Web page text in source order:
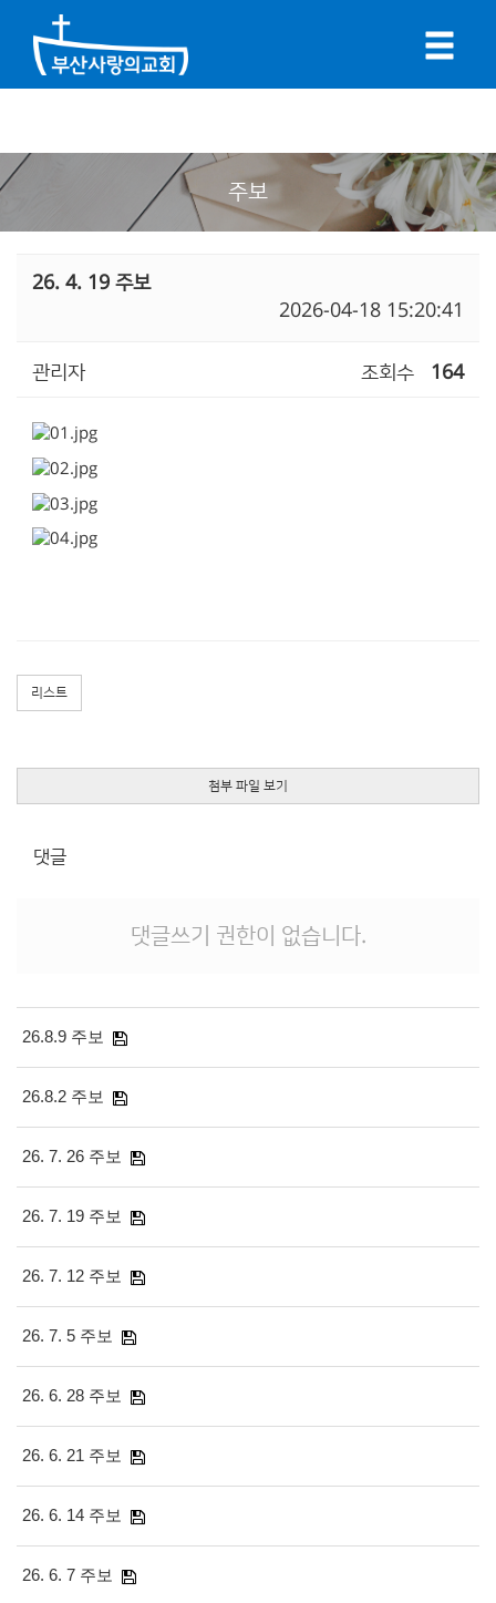
주보
26. 4. 19 주보
2026-04-18 15:20:41
관리자 조회수 164
리스트
첨부 파일 보기
댓글
댓글쓰기 권한이 없습니다.
26.8.9 주보
26.8.2 주보
26. 7. 26 주보
26. 7. 19 주보
26. 7. 12 주보
26. 7. 5 주보
26. 6. 28 주보
26. 6. 21 주보
26. 6. 14 주보
26. 6. 7 주보